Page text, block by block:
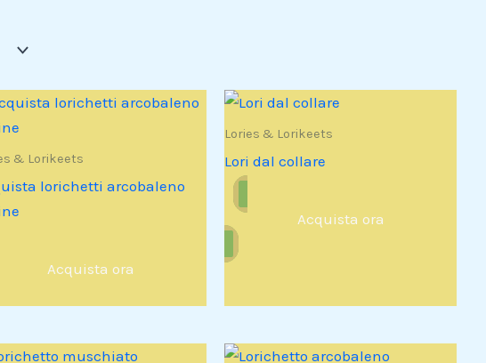
& Lorikeets
lorichetti arcobaleno
Acquista ora
Lories & Lorikeets
Lori dal collare
Acquista ora